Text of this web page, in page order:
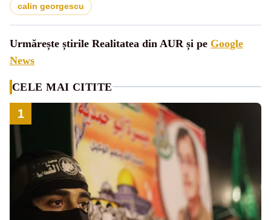
calin georgescu
Urmărește știrile Realitatea din AUR și pe Google
News
CELE MAI CITITE
1